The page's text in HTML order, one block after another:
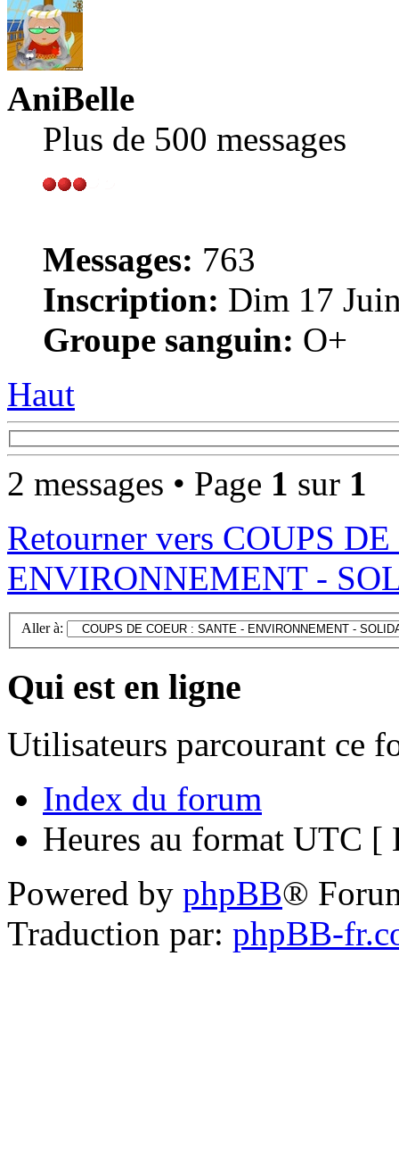
AniBelle
Plus de 500 messages
Messages: 763
Inscription: Dim 17
Groupe sanguin: O+
Haut
2 messages • Page 1 sur 1
Retourner vers COUPS
ENVIRONNEMENT -
Aller à:
Qui est en ligne
Utilisateurs parcourant ce
Index du forum
Heures au format UTC [
Powered by phpBB®
Traduction par: phpBB-